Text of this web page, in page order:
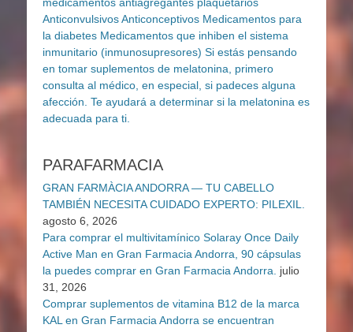
PARAFARMACIA
GRAN FARMÀCIA ANDORRA — TU CABELLO
TAMBIÉN NECESITA CUIDADO EXPERTO: PILEXIL.
agosto 6, 2026
Para comprar el multivitamínico Solaray Once Daily
Active Man en Gran Farmacia Andorra, 90 cápsulas
la puedes comprar en Gran Farmacia Andorra.
julio
31, 2026
Comprar suplementos de vitamina B12 de la marca
KAL en Gran Farmacia Andorra se encuentran